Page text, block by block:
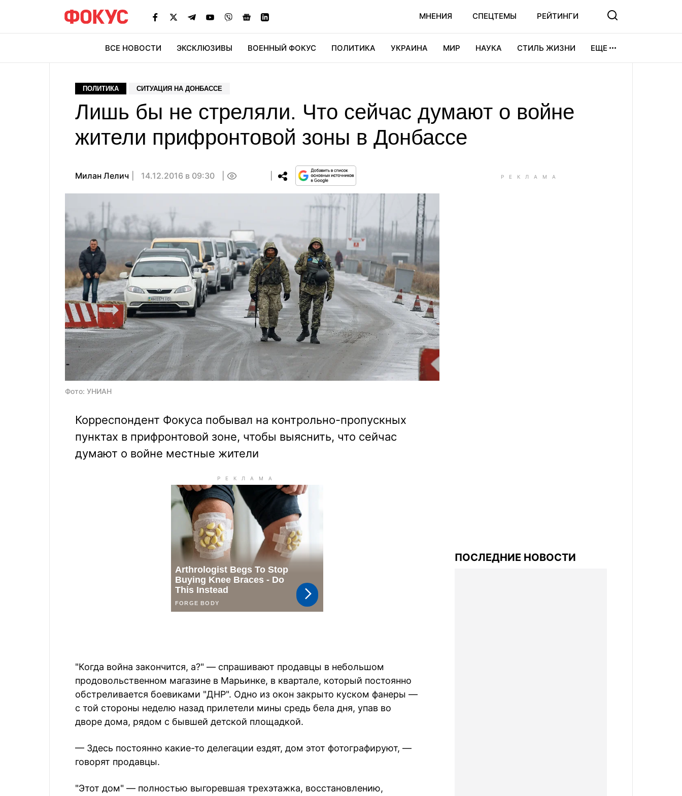
МНЕНИЯ СПЕЦТЕМЫ РЕЙТИНГИ
ВСЕ НОВОСТИ ЭКСКЛЮЗИВЫ ВОЕННЫЙ ФОКУС ПОЛИТИКА УКРАИНА МИР НАУКА СТИЛЬ ЖИЗНИ ЕЩЕ
ПОЛИТИКА СИТУАЦИЯ НА ДОНБАССЕ
Лишь бы не стреляли. Что сейчас думают о войне
жители прифронтовой зоны в Донбассе
Милан Лелич 14.12.2016 в 09:30
Фото: УНИАН
Корреспондент Фокуса побывал на контрольно-пропускных
пунктах в прифронтовой зоне, чтобы выяснить, что сейчас
думают о войне местные жители
"Когда война закончится, а?" — спрашивают продавцы в небольшом
продовольственном магазине в Марьинке, в квартале, который постоянно
обстреливается боевиками "ДНР". Одно из окон закрыто куском фанеры —
с той стороны неделю назад прилетели мины средь бела дня, упав во
дворе дома, рядом с бывшей детской площадкой.
— Здесь постоянно какие-то делегации ездят, дом этот фотографируют, —
говорят продавцы.
"Этот дом" — полностью выгоревшая трехэтажка, восстановлению,
ПОСЛЕДНИЕ НОВОСТИ